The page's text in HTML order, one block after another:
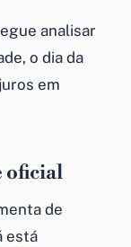
analisar
o dia da
em
oficial
de
está